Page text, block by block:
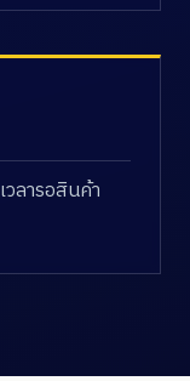
ลารอสินค้า